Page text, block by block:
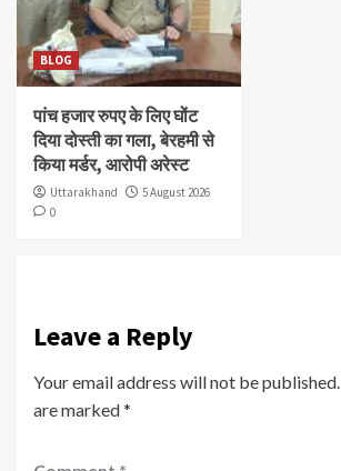
BLOG
पांच हजार रुपए के लिए घोंट
दिया दोस्ती का गला, बेरहमी से
किया मर्डर, आरोपी अरेस्ट
Uttarakhand
5 August 2026
0
Leave a Reply
Your email address will not be published.
are marked*